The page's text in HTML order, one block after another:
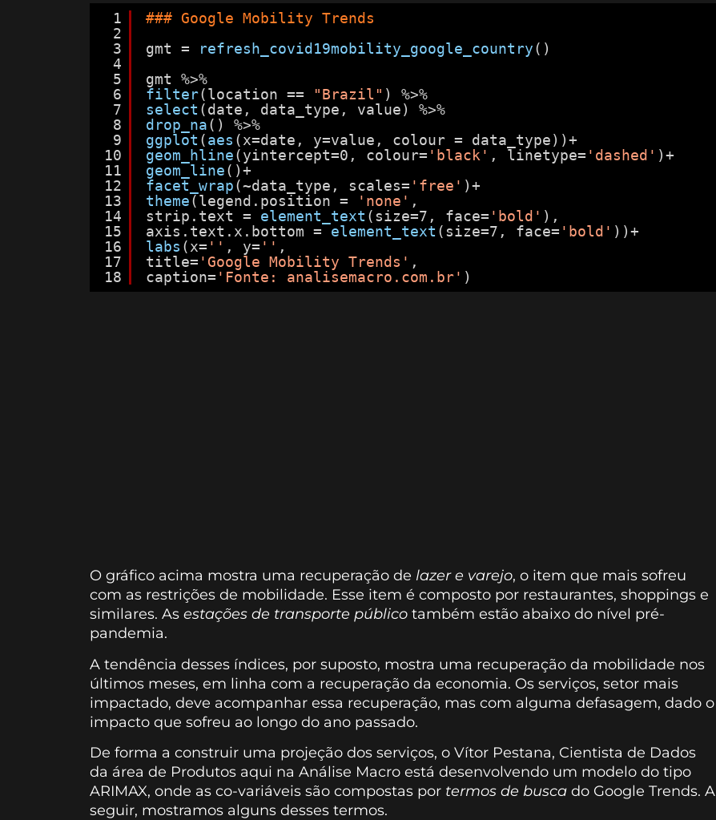
1
2
3
4
5
6
7
8
9
10
11
12
13
14
15
16
17
18
### Google Mobility Trends
gmt =
refresh_covid19mobility_google_country()
gmt %>%
filter(location == "Brazil" ) %>%
select (date, data_type, value) %>%
drop_na() %>%
ggplot (aes (x=date, y=value, colour = data_type))+
geom_hline(yintercept=0, colour= 'black' , linetype= 'dashed' )+
geom_line()+
facet_wrap(~data_type, scales= 'free' )+
theme(legend.position = 'none' ,
strip.text = element_text (size=7, face= 'bold' ),
axis.text.x.bottom = element_text (size=7, face= 'bold' ))+
labs (x= '' , y= '' ,
title= 'Google Mobility Trends' ,
caption= 'Fonte: analisemacro.com.br' )
O gráfico acima mostra uma recuperação de lazer e varejo, o item que mais sofreu
com as restrições de mobilidade. Esse item é composto por restaurantes, shoppings e
similares. As estações de transporte público também estão abaixo do nível pré-
pandemia.
A tendência desses índices, por suposto, mostra uma recuperação da mobilidade nos
últimos meses, em linha com a recuperação da economia. Os serviços, setor mais
impactado, deve acompanhar essa recuperação, mas com alguma defasagem, dado o
impacto que sofreu ao longo do ano passado.
De forma a construir uma projeção dos serviços, o Vítor Pestana, Cientista de Dados
da área de Produtos aqui na Análise Macro está desenvolvendo um modelo do tipo
ARIMAX, onde as co-variáveis são compostas por termos de busca do Google Trends. A
seguir, mostramos alguns desses termos.